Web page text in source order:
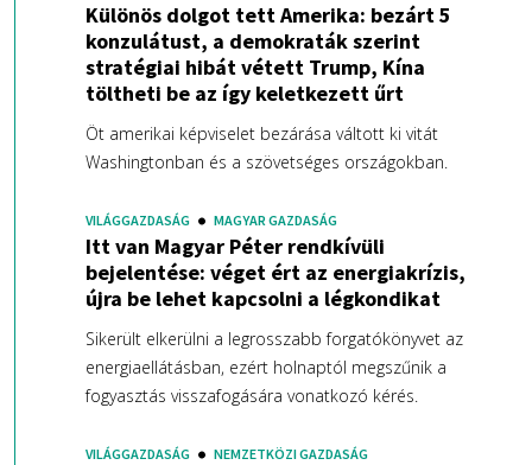
Különös dolgot tett Amerika: bezárt 5
konzulátust, a demokraták szerint
stratégiai hibát vétett Trump, Kína
töltheti be az így keletkezett űrt
Öt amerikai képviselet bezárása váltott ki vitát
Washingtonban és a szövetséges országokban.
VILÁGGAZDASÁG MAGYAR GAZDASÁG
Itt van Magyar Péter rendkívüli
bejelentése: véget ért az energiakrízis,
újra be lehet kapcsolni a légkondikat
Sikerült elkerülni a legrosszabb forgatókönyvet az
energiaellátásban, ezért holnaptól megszűnik a
fogyasztás visszafogására vonatkozó kérés.
VILÁGGAZDASÁG NEMZETKÖZI GAZDASÁG